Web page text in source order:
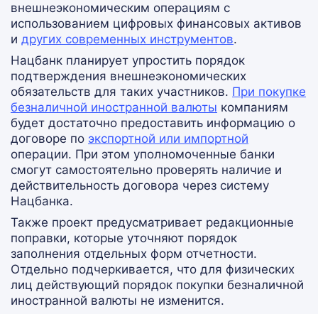
внешнеэкономическим операциям с
использованием цифровых финансовых активов
и других современных инструментов.
Нацбанк планирует упростить порядок
подтверждения внешнеэкономических
обязательств для таких участников. При покупке
безналичной иностранной валюты компаниям
будет достаточно предоставить информацию о
договоре по экспортной или импортной
операции. При этом уполномоченные банки
смогут самостоятельно проверять наличие и
действительность договора через систему
Нацбанка.
Также проект предусматривает редакционные
поправки, которые уточняют порядок
заполнения отдельных форм отчетности.
Отдельно подчеркивается, что для физических
лиц действующий порядок покупки безналичной
иностранной валюты не изменится.